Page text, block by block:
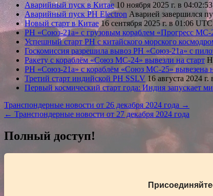
Аварийный пуск в Китае 10 ноября 2025 г. в
Аварийный пуск РН Electron Аварией завершился
Новый старт в Китае 16 сентября 2025 г. в 01:06
РН «Союз-21а» с грузовым кораблем «Прогресс МС-
Успешный старт РН с китайского морского
Госкомиссия разрешила вывоз РН «Союз-21а» с
Ракету с кораблём «Союз МС-24» вывезли на старт
РН «Союз-21а» с кораблём «Союз МС-25» вывезена
Третий старт индийской РН SSLV 16 августа 2024
Первый космический старт года: Индия запускает
Навигация
по
записям
Транспондерные новости от 26 декабря 2024 года →
← Транспондерные новости от 27 декабря 2024 года
Полный доступ!